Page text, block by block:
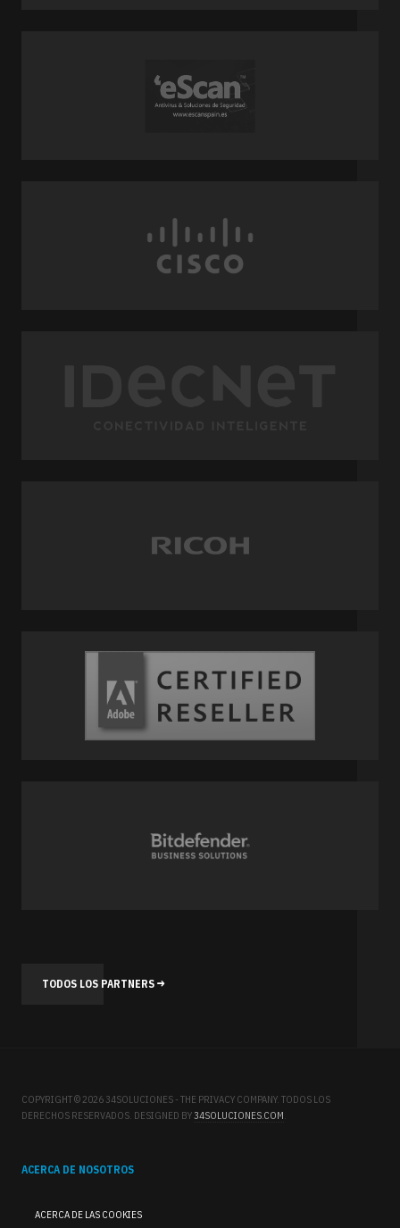
TODOS LOS PARTNERS
COPYRIGHT © 2026 34SOLUCIONES - THE PRIVACY COMPANY. TODOS LOS
DERECHOS RESERVADOS. DESIGNED BY34SOLUCIONES.COM.
ACERCA DE NOSOTROS
ACERCA DE LAS COOKIES